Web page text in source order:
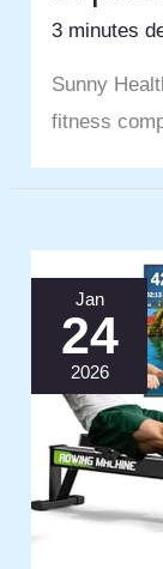
3 minutes
Sunny
fitness
Jan
24
2026